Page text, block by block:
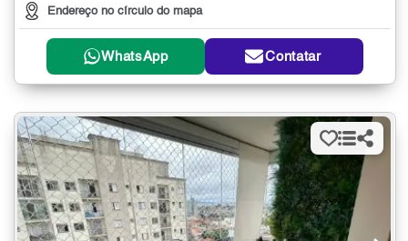
Endereço no círculo do mapa
WhatsApp Contatar